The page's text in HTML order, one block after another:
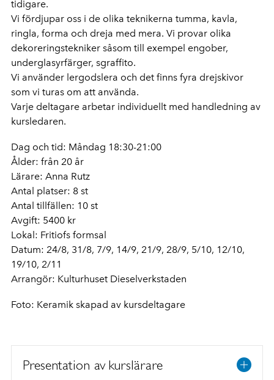
tidigare.
Vi fördjupar oss i de olika teknikerna tumma, kavla,
ringla, forma och dreja med mera. Vi provar olika
dekoreringstekniker såsom till exempel engober,
underglasyrfärger, sgraffito.
Vi använder lergodslera och det finns fyra drejskivor
som vi turas om att använda.
Varje deltagare arbetar individuellt med handledning av
kursledaren.
Dag och tid: Måndag 18:30-21:00
Ålder: från 20 år
Lärare: Anna Rutz
Antal platser: 8 st
Antal tillfällen: 10 st
Avgift: 5400 kr
Lokal: Fritiofs formsal
Datum: 24/8, 31/8, 7/9, 14/9, 21/9, 28/9, 5/10, 12/10,
19/10, 2/11
Arrangör: Kulturhuset Dieselverkstaden
Foto: Keramik skapad av kursdeltagare
Presentation av kurslärare